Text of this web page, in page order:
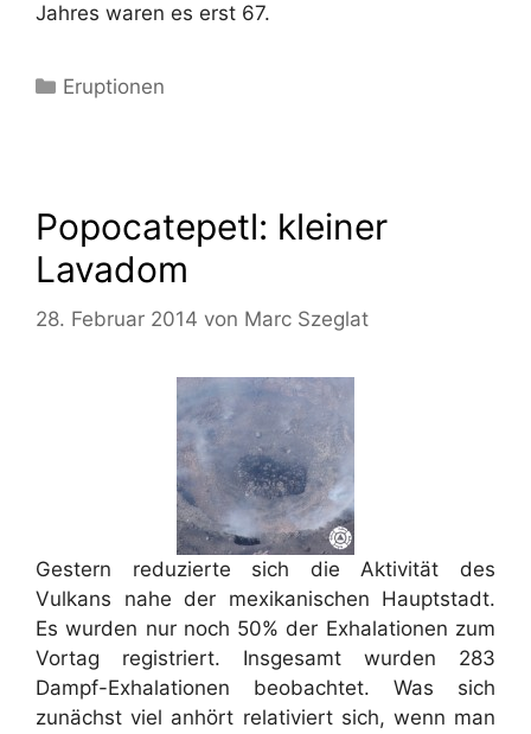
Jahres waren es erst 67.
Kategorien
Eruptionen
Popocatepetl: kleiner
Lavadom
28. Februar 2014 von Marc Szeglat
Gestern reduzierte sich die Aktivität des
Vulkans nahe der mexikanischen Hauptstadt.
Es wurden nur noch 50% der Exhalationen zum
Vortag registriert. Insgesamt wurden 283
Dampf-Exhalationen beobachtet. Was sich
zunächst viel anhört relativiert sich, wenn man